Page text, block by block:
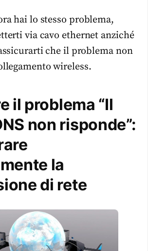
hai lo stesso problema,
via cavo ethernet anziché
che il problema non
wireless.
il problema “Il
non risponde”:
la
di rete